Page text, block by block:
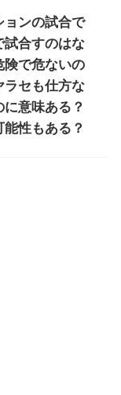
ョンの試合で
試合すのはな
険で危ないの
ラセも仕方な
意味ある？
性もある？